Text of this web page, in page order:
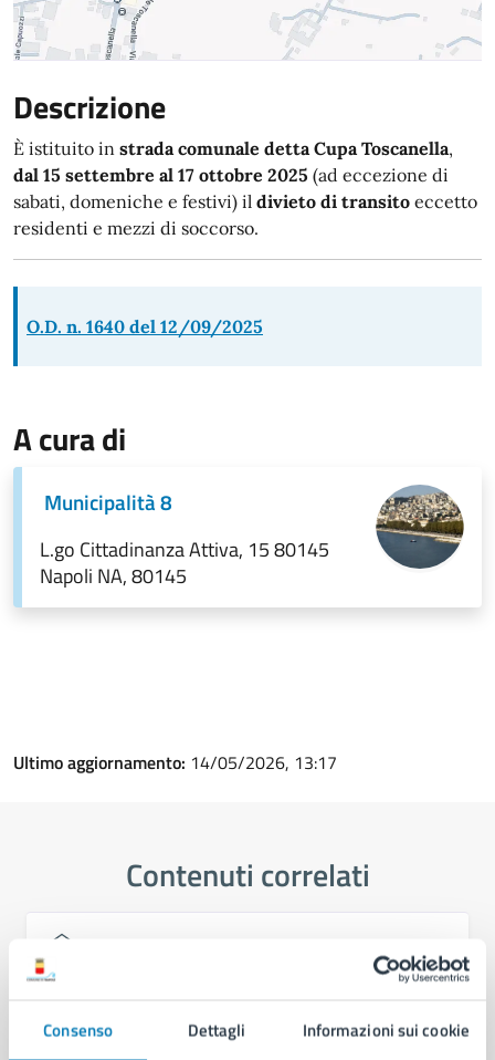
Consenso Dettagli Informazioni sui cookie
Descrizione
È istituito in strada comunale detta Cupa Toscanella,
dal 15 settembre al 17 ottobre 2025 (ad eccezione di
sabati, domeniche e festivi) il divieto di transito eccetto
residenti e mezzi di soccorso.
O.D. n. 1640 del 12/09/2025
A cura di
Municipalità 8
L.go Cittadinanza Attiva, 15 80145
Napoli NA, 80145
Ultimo aggiornamento: 14/05/2026, 13:17
Contenuti correlati
U.O. Attività Tecniche - Municipalità 8